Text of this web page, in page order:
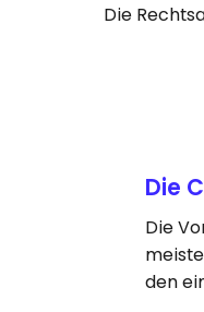
Die
Die
Die
den